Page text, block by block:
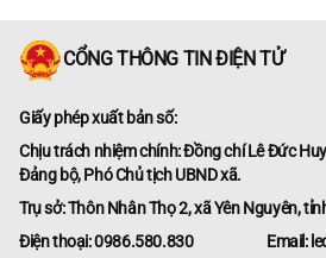
CỔNG THÔNG
Giấy phép xuất bản số:
Chịu trách nhiệm chính: Đồng chí Lê Đức
Đảng bộ, Phó Chủ tịch UBND xã.
Trụ sở: Thôn Nhân Thọ 2, xã Yên Nguyên,
Điện thoại: 0986.580.830
Email: